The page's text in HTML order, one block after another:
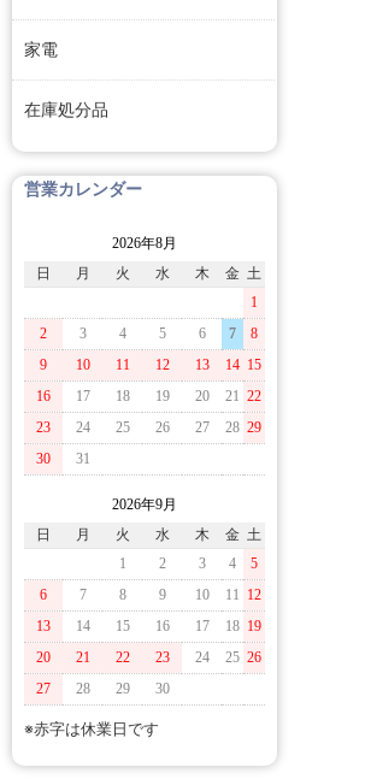
家電
在庫処分品
営業カレンダー
2026年8月
日
月 火 水 木 金 土
1
2
3 4 5 6 7
8
9
10 11 12 13 14 15
16
17 18 19 20 21 22
23
24 25 26 27 28 29
30
31
2026年9月
日
月 火 水 木 金 土
1
2 3 4
5
6
7 8 9 10 11 12
13
14 15 16 17 18 19
20
21 22 23 24 25 26
27
28 29 30
※赤字は休業日です